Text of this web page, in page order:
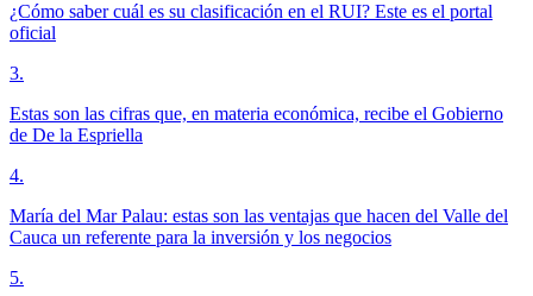
¿Cómo saber cuál es su clasificación en el RUI? Este es el portal
oficial
3.
Estas son las cifras que, en materia económica, recibe el Gobierno
de De la Espriella
4.
María del Mar Palau: estas son las ventajas que hacen del Valle del
Cauca un referente para la inversión y los negocios
5.